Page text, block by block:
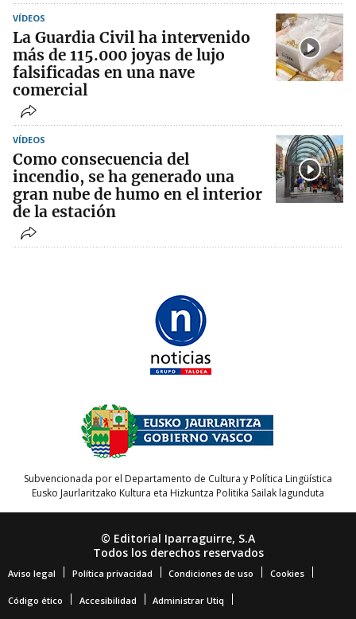
VÍDEOS
La Guardia Civil ha intervenido
más de 115.000 joyas de lujo
falsificadas en una nave
comercial
VÍDEOS
Como consecuencia del
incendio, se ha generado una
gran nube de humo en el interior
de la estación
Subvencionada por el Departamento de Cultura y Política Lingüística
Eusko Jaurlaritzako Kultura eta Hizkuntza Politika Sailak lagunduta
© Editorial Iparraguirre, S.A
Todos los derechos reservados
Aviso legal Política privacidad Condiciones de uso Cookies
Código ético Accesibilidad Administrar Utiq